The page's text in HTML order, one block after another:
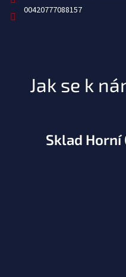
00420777088157
Jak se k
Sklad Horní